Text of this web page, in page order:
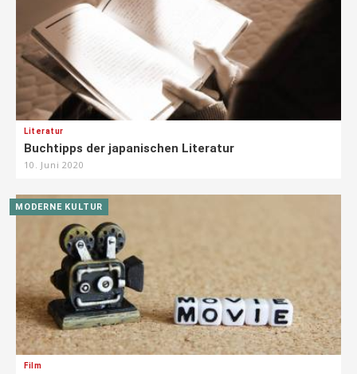
Literatur
Buchtipps der japanischen Literatur
10. Juni 2020
MODERNE KULTUR
Film